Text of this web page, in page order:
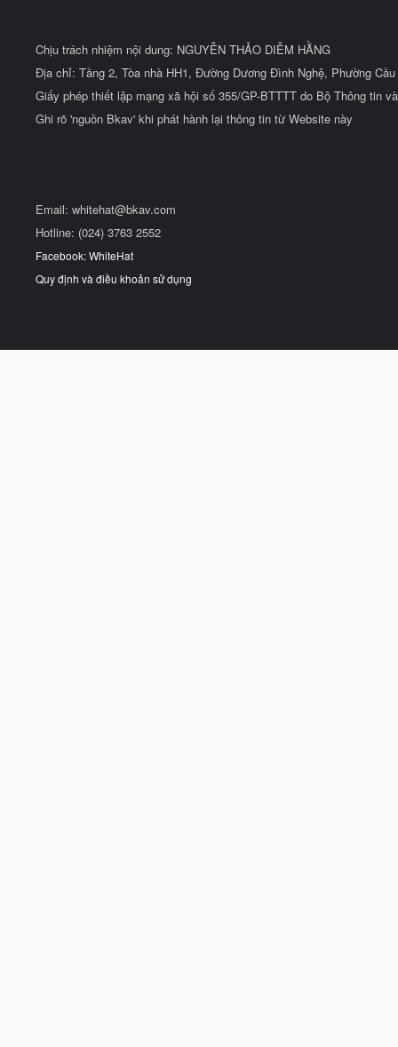
Chịu trách nhiệm nội dung: NGUYỄN THẢO DIỄM HẰNG
Địa chỉ: Tầng 2, Tòa nhà HH1, Đường Dương Đình Nghệ, Phường
Giấy phép thiết lập mạng xã hội số 355/GP-BTTTT do Bộ Thông tin
Ghi rõ 'nguồn Bkav' khi phát hành lại thông tin từ Website này
Email: whitehat@bkav.com
Hotline: (024) 3763 2552
Facebook: WhiteHat
Quy định và điều khoản sử dụng